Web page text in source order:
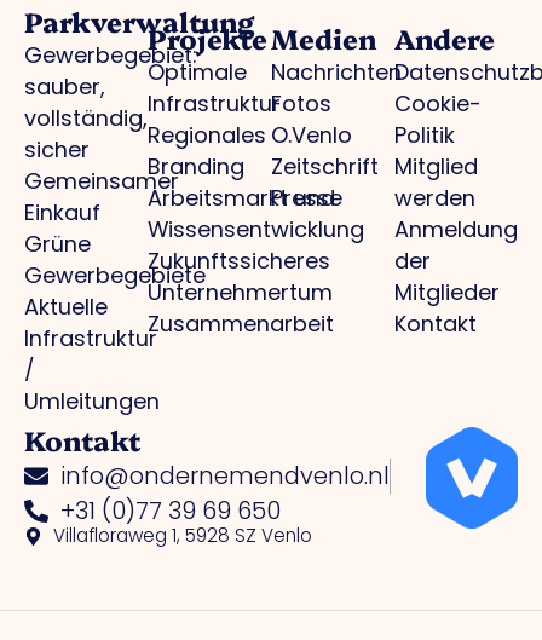
Parkverwaltung
Gewerbegebiet:
sauber,
vollständig,
sicher
Gemeinsamer
Einkauf
Grüne
Gewerbegebiete
Aktuelle
Infrastruktur
/
Umleitungen
Projekte
Optimale
Infrastruktur
Regionales
Branding
Arbeitsmarkt und
Wissensentwicklung
Zukunftssicheres
Unternehmertum
Zusammenarbeit
Medien
Nachrichten
Fotos
O.Venlo
Zeitschrift
Presse
Andere
Cookie-
Politik
Mitglied
werden
Anmeldung
der
Mitglieder
Kontakt
Kontakt
info@ondernemendvenlo.nl
+31 (0)77 39 69 650
Villafloraweg 1, 5928 SZ Venlo